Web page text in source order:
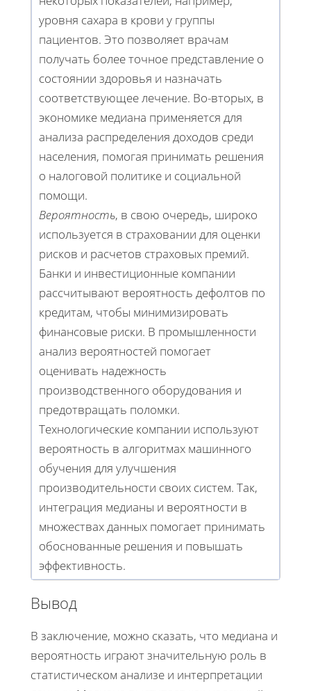
уровня сахара в крови у группы
пациентов. Это позволяет врачам
получать более точное представление о
состоянии здоровья и назначать
соответствующее лечение. Во-вторых, в
экономике медиана применяется для
анализа распределения доходов среди
населения, помогая принимать решения
о налоговой политике и социальной
помощи.
Вероятность, в свою очередь, широко
используется в страховании для оценки
рисков и расчетов страховых премий.
Банки и инвестиционные компании
рассчитывают вероятность дефолтов по
кредитам, чтобы минимизировать
финансовые риски. В промышленности
анализ вероятностей помогает
оценивать надежность
производственного оборудования и
предотвращать поломки.
Технологические компании используют
вероятность в алгоритмах машинного
обучения для улучшения
производительности своих систем. Так,
интеграция медианы и вероятности в
множествах данных помогает принимать
обоснованные решения и повышать
эффективность.
Вывод
В заключение, можно сказать, что медиана и
вероятность играют значительную роль в
статистическом анализе и интерпретации